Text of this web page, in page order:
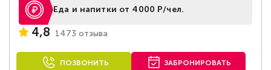
Еда и напитки от 4000 Р/чел.
4,8 1473 отзыва
ПОЗВОНИТЬ ЗАБРОНИРОВАТЬ